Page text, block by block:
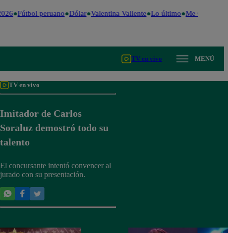
Fútbol peruano Dólar Valentina Valiente Lo último Me Caigo de
TV en vivo MENÚ
TV en vivo
Imitador de Carlos
Soraluz demostró todo su
talento
El concursante intentó convencer al
jurado con su presentación.